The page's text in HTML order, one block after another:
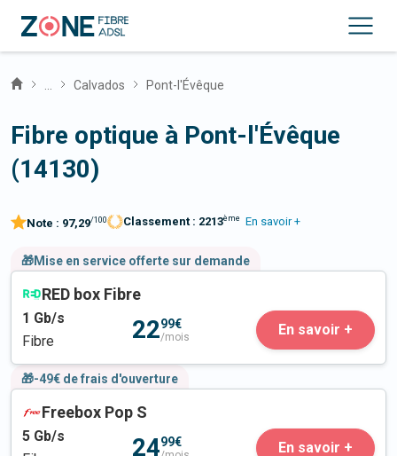
Calvados Pont-l'Évêque
Fibre optique à Pont-l'Évêque
(14130)
Note : 97,29/100 Classement : 2213ème En savoir +
🎁Mise en service offerte sur demande
RED box Fibre
1 Gb/s
Fibre
2299€
/mois En savoir +
🎁-49€ de frais d'ouverture
Freebox Pop S
5 Gb/s
2499€ En savoir +